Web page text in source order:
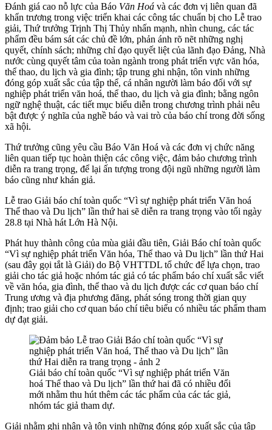
Đánh giá cao nỗ lực của Báo Văn Hoá và các đơn vị liên quan đã
khẩn trương trong việc triển khai các công tác chuẩn bị cho Lễ trao
giải, Thứ trưởng Trịnh Thị Thủy nhấn mạnh, nhìn chung, các tác
phẩm đều bám sát các chủ đề lớn, phản ánh rõ nẽt những nghị
quyết, chính sách; những chỉ đạo quyết liệt của lãnh đạo Đảng, Nhà
nước cùng quyết tâm của toàn ngành trong phát triển vực văn hóa,
thể thao, du lịch và gia đình; tập trung ghi nhận, tôn vinh những
đóng góp xuất sắc của tập thể, cá nhân người làm báo đối với sự
nghiệp phát triển văn hoá, thể thao, du lịch và gia đình; bằng ngôn
ngữ nghệ thuật, các tiết mục biểu diễn trong chương trình phải nêu
bật được ý nghĩa của nghề báo và vai trò của báo chí trong đời sống
xã hội.
Thứ trưởng cũng yêu cầu Báo Văn Hoá và các đơn vị chức năng
liên quan tiếp tục hoàn thiện các công việc, đảm bảo chương trình
diễn ra trang trọng, để lại ấn tượng trong đội ngũ những người làm
báo cũng như khán giả.
Lễ trao Giải báo chí toàn quốc “Vì sự nghiệp phát triển Văn hoá
Thể thao và Du lịch” lần thứ hai sẽ diễn ra trang trọng vào tối ngày
28.8 tại Nhà hát Lớn Hà Nội.
Phát huy thành công của mùa giải đầu tiên, Giải Báo chí toàn quốc
“Vì sự nghiệp phát triển Văn hóa, Thể thao và Du lịch” lần thứ Hai
(sau đây gọi tắt là Giải) do Bộ VHTTDL tổ chức để lựa chọn, trao
giải cho tác giả hoặc nhóm tác giả có tác phẩm báo chí xuất sắc viết
về văn hóa, gia đình, thể thao và du lịch được các cơ quan báo chí
Trung ương và địa phương đăng, phát sóng trong thời gian quy
định; trao giải cho cơ quan báo chí tiêu biểu có nhiều tác phẩm tham
dự đạt giải.
Giải báo chí toàn quốc “Vì sự nghiệp phát triển Văn
hoá Thể thao và Du lịch” lần thứ hai đã có nhiều đổi
mới nhằm thu hút thêm các tác phẩm của các tác giả,
nhóm tác giả tham dự.
Giải nhằm ghi nhận và tôn vinh những đóng góp xuất sắc của tập